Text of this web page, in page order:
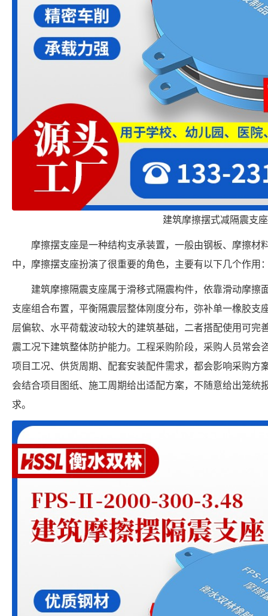
建筑摩擦摆式减隔震支座
摩擦摆支座是一种结构支承装置，一般由钢板、摩擦材
中，摩擦摆支座扮演了很重要的角色，主要有以下几个作用
建筑摩擦隔震支座属于滑移式隔震构件，依靠滑动摩擦
支座组合布置，平衡隔震层整体刚度分布，弥补单一橡胶支
层偏软、水平荷载波动较大的建筑基础，二者搭配使用可完
震工况下建筑整体防护能力。工程采购阶段，采购人员常会
项目工况、供货周期、配套安装配件需求，都会影响采购方
会结合项目图纸、施工周期给出适配方案，不随意给出笼统
求。